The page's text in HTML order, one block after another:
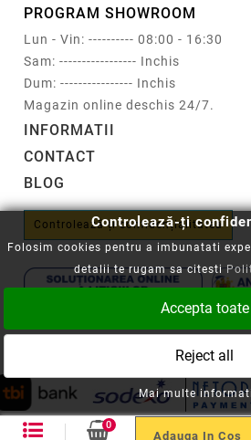
PROGRAM SHOWROOM
Lun - Vin: ---------- 08:00 - 16:30
Sam: ----------------- Inchis
Dum: ---------------- Inchis
Magazin online deschis 24/7.
INFORMATII
CONTACT
BLOG
Controlează-ți confidențialitatea
Copyright © 2008-2026 -
Politica
0
Adauga In Cos
Controlează-ți
Folosim cookies pentru a imbunatati
detalii te rugam sa citesti
Accepta toate
Reject all
Mai multe